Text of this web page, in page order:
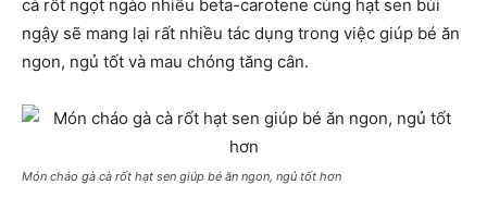
cà rốt ngọt ngào nhiều beta-carotene cùng hạt sen bùi
ngậy sẽ mang lại rất nhiều tác dụng trong việc giúp bé ăn
ngon, ngủ tốt và mau chóng tăng cân.
Món cháo gà cà rốt hạt sen giúp bé ăn ngon, ngủ tốt hơn